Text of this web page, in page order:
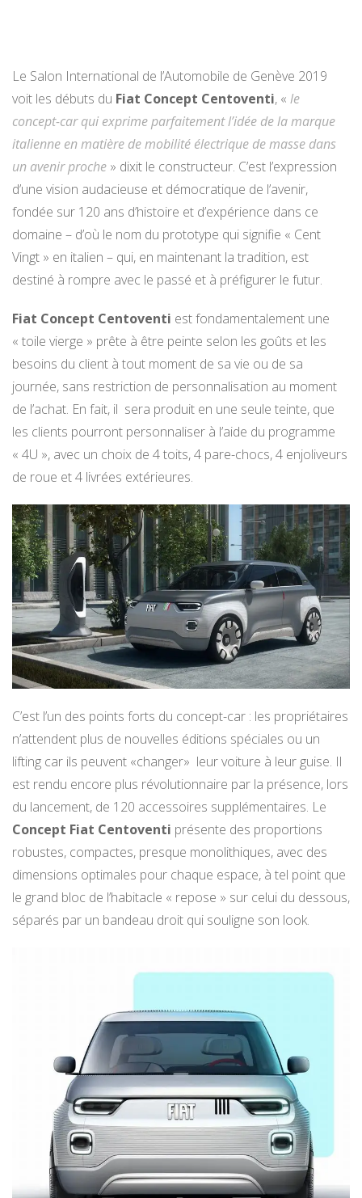
Le Salon International de l’Automobile de Genève 2019
voit les débuts du Fiat Concept Centoventi, « le
concept-car qui exprime parfaitement l’idée de la marque
italienne en matière de mobilité électrique de masse dans
un avenir proche » dixit le constructeur. C’est l’expression
d’une vision audacieuse et démocratique de l’avenir,
fondée sur 120 ans d’histoire et d’expérience dans ce
domaine – d’où le nom du prototype qui signifie « Cent
Vingt » en italien – qui, en maintenant la tradition, est
destiné à rompre avec le passé et à préfigurer le futur.
Fiat Concept Centoventi est fondamentalement une
« toile vierge » prête à être peinte selon les goûts et les
besoins du client à tout moment de sa vie ou de sa
journée, sans restriction de personnalisation au moment
de l’achat. En fait, il sera produit en une seule teinte, que
les clients pourront personnaliser à l’aide du programme
« 4U », avec un choix de 4 toits, 4 pare-chocs, 4 enjoliveurs
de roue et 4 livrées extérieures.
C’est l’un des points forts du concept-car : les propriétaires
n’attendent plus de nouvelles éditions spéciales ou un
lifting car ils peuvent «changer» leur voiture à leur guise. Il
est rendu encore plus révolutionnaire par la présence, lors
du lancement, de 120 accessoires supplémentaires. Le
Concept Fiat Centoventi présente des proportions
robustes, compactes, presque monolithiques, avec des
dimensions optimales pour chaque espace, à tel point que
le grand bloc de l’habitacle « repose » sur celui du dessous,
séparés par un bandeau droit qui souligne son look.